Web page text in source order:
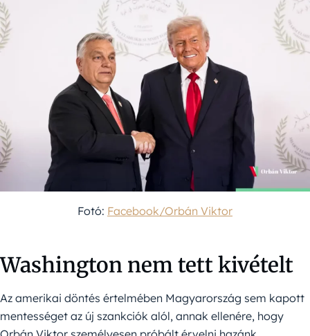
Fotó: Facebook/Orbán Viktor
Washington nem tett kivételt
Az amerikai döntés értelmében Magyarország sem kapott
mentességet az új szankciók alól, annak ellenére, hogy